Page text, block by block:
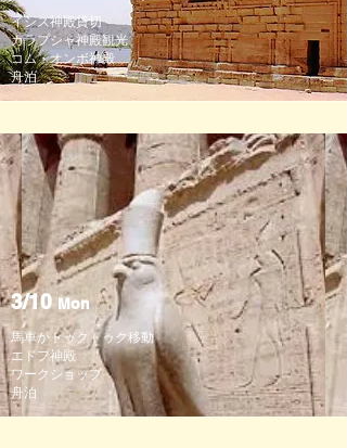
イシス神殿貸切
カラプシャ神殿観光
​コム・オンボ神殿
舟泊
3/10 Mon
馬車かトゥクトゥク移動
エドフ神殿
ワークショップ
舟泊